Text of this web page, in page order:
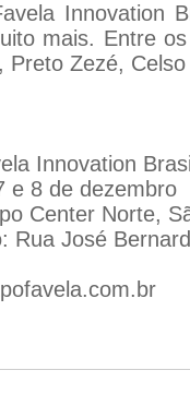
Innovation
mais. Entre
Preto Zezé,
Innovation Brasil
e 8 de dezembro
Center Norte,
Rua José